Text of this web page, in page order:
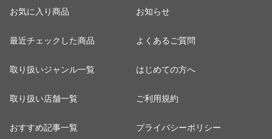
お気に入り商品
最近チェックした商品
取り扱いジャンル一覧
取り扱い店舗一覧
おすすめ記事一覧
お知らせ
よくあるご質問
はじめての方へ
ご利用規約
プライバシーポリシー